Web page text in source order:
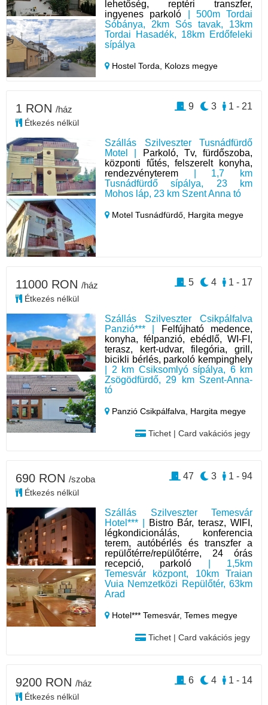
lehetőség, reptéri transzfer,
ingyenes parkoló | 500m Tordai
Sóbánya, 2km Sós tavak, 13km
Tordai Hasadék, 18km Erdőfeleki
sípálya
Hostel Torda, Kolozs megye
Szállás Szilveszter Tusnádfürdő
Motel |
Parkoló, Tv, fürdőszoba,
központi fűtés, felszerelt konyha,
rendezvényterem | 1,7 km
Tusnádfürdő sípálya, 23 km
Mohos láp, 23 km Szent Anna tó
Motel Tusnádfürdő, Hargita megye
1 RON /ház
Étkezés nélkül
1 - 21
3
9
Szállás Szilveszter Csikpálfalva
Panzió*** |
Felfújható medence,
konyha, félpanzió, ebédlő, WI-FI,
terasz, kert-udvar, filegória, grill,
bicikli bérlés, parkoló kempinghely
| 2 km Csiksomlyó sípálya, 6 km
Zsögödfürdő, 29 km Szent-Anna-
tó
Panzió Csikpálfalva, Hargita megye
Tichet | Card vakációs jegy
11000 RON /ház
Étkezés nélkül
1 - 17
4
5
Szállás Szilveszter Temesvár
Hotel*** |
Bistro Bár, terasz, WIFI,
légkondicionálás, konferencia
terem, autóbérlés és transzfer a
repülőtérre/repülőtérre, 24 órás
recepció, parkoló | 1,5km
Temesvár központ, 10km Traian
Vuia Nemzetközi Repülőtér, 63km
Arad
Hotel*** Temesvár,Temes megye
Tichet | Card vakációs jegy
690 RON /szoba
Étkezés nélkül
1 - 94
3
47
9200 RON /ház
Étkezés nélkül
1 - 14
4
6